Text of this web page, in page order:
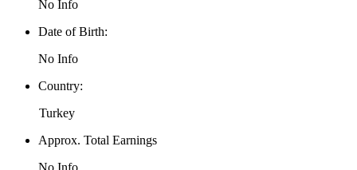
No Info
Date of Birth:
No Info
Country:
Turkey
Approx. Total Earnings
No Info